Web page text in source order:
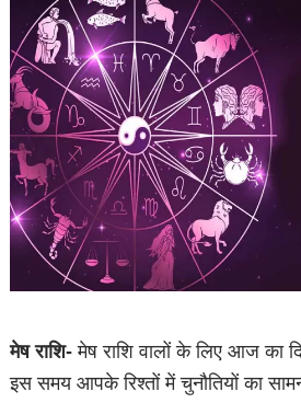
मेष राशि- मेष राशि वालों के लिए आज का
इस समय आपके रिश्तों में चुनौतियों का